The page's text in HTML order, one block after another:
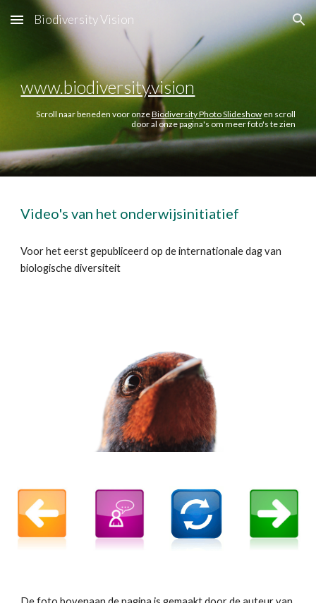
Skip to main content Skip to navigation
Biodiversity Vision
www.biodiversity.vision
Scroll naar beneden voor onzeBiodiversity Photo Slideshow en scroll
door al onze pagina's om meer foto's te zien
Video's van het onderwijsinitiatief
Voor het eerst gepubliceerd op de internationale dag van
biologische diversiteit